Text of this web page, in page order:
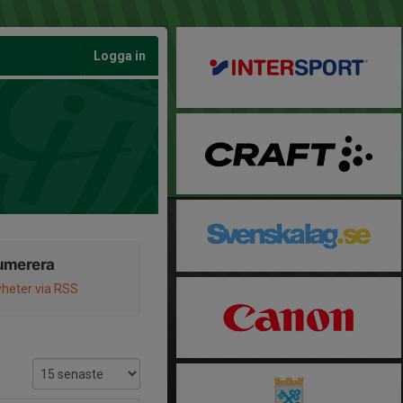
Logga in
via RSS